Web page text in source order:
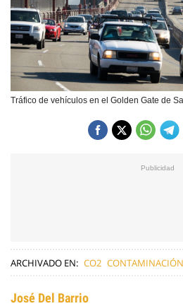
Tráfico de vehículos en el Golden Gate de
ARCHIVADO EN: CO2 CONTAMINACIÓN
José Del Barrio